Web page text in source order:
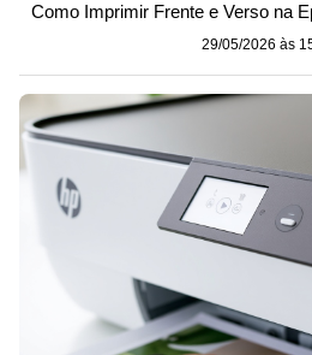
Como Imprimir Frente e Verso na
29/05/2026 às